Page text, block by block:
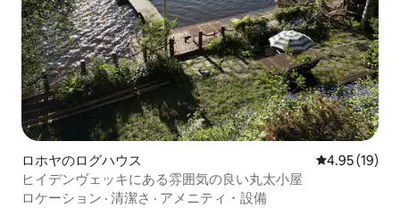
ロホヤのログハウス レビュー19
4.95 (19)
ヒイデンヴェッキにある雰囲気の良い丸太小屋
ロケーション · 清潔さ · アメニティ・設備